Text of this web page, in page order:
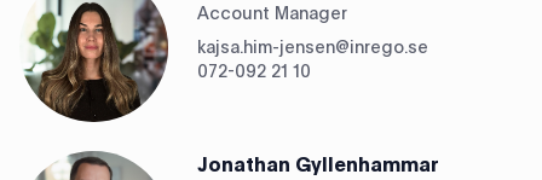
Account Manager
kajsa.him-jensen@inrego.se
072-092 21 10
Jonathan Gyllenhammar